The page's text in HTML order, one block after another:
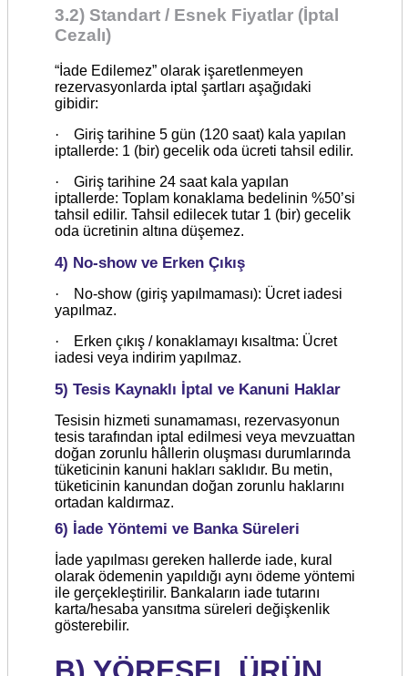
3.2) Standart / Esnek Fiyatlar (İptal
Cezalı)
“İade Edilemez” olarak işaretlenmeyen
rezervasyonlarda iptal şartları aşağıdaki
gibidir:
·
Giriş tarihine 5 gün (120 saat) kala yapılan
iptallerde: 1 (bir) gecelik oda ücreti tahsil edilir.
·
Giriş tarihine 24 saat kala yapılan
iptallerde: Toplam konaklama bedelinin %50’si
tahsil edilir. Tahsil edilecek tutar 1 (bir) gecelik
oda ücretinin altına düşemez.
4) No-show ve Erken Çıkış
·
No-show (giriş yapılmaması): Ücret iadesi
yapılmaz.
·
Erken çıkış / konaklamayı kısaltma: Ücret
iadesi veya indirim yapılmaz.
5) Tesis Kaynaklı İptal ve Kanuni Haklar
Tesisin hizmeti sunamaması, rezervasyonun
tesis tarafından iptal edilmesi veya mevzuattan
doğan zorunlu hâllerin oluşması durumlarında
tüketicinin kanuni hakları saklıdır. Bu metin,
tüketicinin kanundan doğan zorunlu haklarını
ortadan kaldırmaz.
6) İade Yöntemi ve Banka Süreleri
İade yapılması gereken hallerde iade, kural
olarak ödemenin yapıldığı aynı ödeme yöntemi
ile gerçekleştirilir. Bankaların iade tutarını
karta/hesaba yansıtma süreleri değişkenlik
gösterebilir.